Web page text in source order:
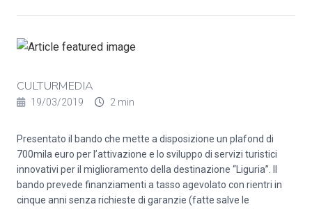
CULTURMEDIA
19/03/2019 2 min
Presentato il bando che mette a disposizione un plafond di
700mila euro per l’attivazione e lo sviluppo di servizi turistici
innovativi per il miglioramento della destinazione “Liguria”. Il
bando prevede finanziamenti a tasso agevolato con rientri in
cinque anni senza richieste di garanzie (fatte salve le